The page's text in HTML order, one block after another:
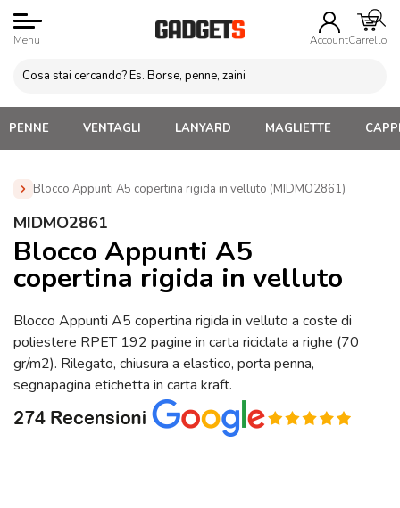
Menu AccountCarrello
PENNE VENTAGLI LANYARD MAGLIETTE
Blocco Appunti A5 copertina rigida in velluto (MIDMO2861)
Home » Gadgets Promozionali Personalizzati
MIDMO2861
Blocco Appunti A5
copertina rigida in velluto
Blocco Appunti A5 copertina rigida in velluto a coste di
poliestere RPET 192 pagine in carta riciclata a righe (70
gr/m2). Rilegato, chiusura a elastico, porta penna,
segnapagina etichetta in carta kraft.